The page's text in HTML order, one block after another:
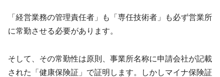
「経営業務の管理責任者」も「専任技術者」も必ず営業所
に常勤させる必要があります。
そして、その常勤性は原則、事業所名称に申請会社が記載
された「健康保険証」で証明します。しかしマイナ保険証